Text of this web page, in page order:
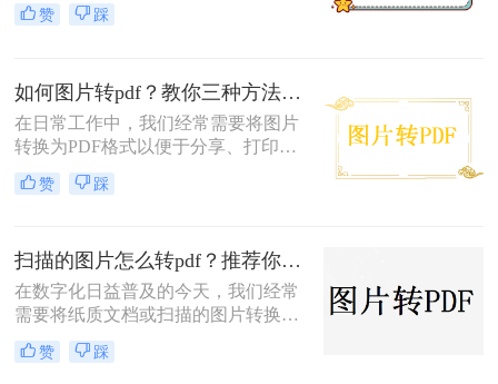
平台、不易修改且保持原始格式的优
面，我们将详细介绍两种将图片转换
为PDF的常用方法。
赞 踩
如何图片转pdf？教你三种方法，轻松搞定
在日常工作中，我们经常需要将图片
转换为PDF格式以便于分享、打印或
存档。那么如何图片转pdf呢？下面将
介绍三种简单且实用的图片转PDF的
赞 踩
扫描的图片怎么转pdf？推荐你试试这两个方法！
在数字化日益普及的今天，我们经常
需要将纸质文档或扫描的图片转换为
PDF格式以便于保存、传输和查阅。
PDF（Portable Document Format）作
赞 踩